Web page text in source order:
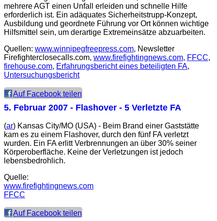
mehrere AGT einen Unfall erleiden und schnelle Hilfe
erforderlich ist. Ein adäquates Sicherheitstrupp-Konzept,
Ausbildung und geordnete Führung vor Ort können wichtige
Hilfsmittel sein, um derartige Extremeinsätze abzuarbeiten.
Quellen: www.winnipegfreepress.com, Newsletter
Firefighterclosecalls.com, www.firefightingnews.com, FFCC,
firehouse.com, Erfahrungsbericht eines beteiligten FA,
Untersuchungsbericht
Auf Facebook teilen
5. Februar 2007 - Flashover - 5 Verletzte FA
(ar) Kansas City/MO (USA) - Beim Brand einer Gaststätte
kam es zu einem Flashover, durch den fünf FA verletzt
wurden. Ein FA erlitt Verbrennungen an über 30% seiner
Körperoberfläche. Keine der Verletzungen ist jedoch
lebensbedrohlich.
Quelle:
www.firefightingnews.com
FFCC
Auf Facebook teilen